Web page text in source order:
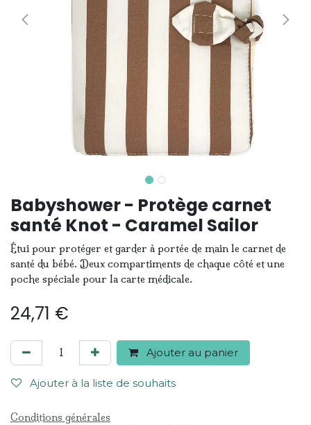
Babyshower - Protège carnet
santé Knot - Caramel Sailor
Étui pour protéger et garder à portée de main le carnet de
santé du bébé. Deux compartiments de chaque côté et une
poche spéciale pour la carte médicale.
24,71 €
Ajouter au panier
Ajouter à la liste de souhaits
Conditions générales